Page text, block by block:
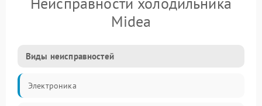
Midea
Виды неисправностей
Электроника